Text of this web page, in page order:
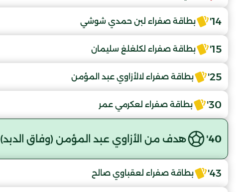
14' بطاقة صفراء لبن حمدي شوشي
15' بطاقة صفراء لكلغلغ سليمان
25' بطاقة صفراء لالأزاوي عبد المؤمن
30' بطاقة صفراء لعكرمي عمر
40' هدف من الأزاوي عبد المؤمن (وفاق الدبد)
43' بطاقة صفراء لعقباوي صالح